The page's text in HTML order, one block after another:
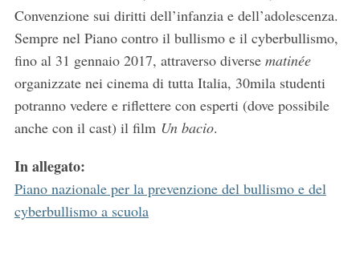
Convenzione sui diritti dell’infanzia e dell’adolescenza.
Sempre nel Piano contro il bullismo e il cyberbullismo,
fino al 31 gennaio 2017, attraverso diverse matinée
organizzate nei cinema di tutta Italia, 30mila studenti
potranno vedere e riflettere con esperti (dove possibile
anche con il cast) il film Un bacio.
In allegato:
Piano nazionale per la prevenzione del bullismo e del
cyberbullismo a scuola
f
: